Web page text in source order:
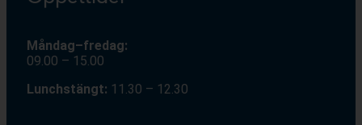
Måndag–fredag:
09.00 – 15.00
Lunchstängt: 11.30 – 12.30